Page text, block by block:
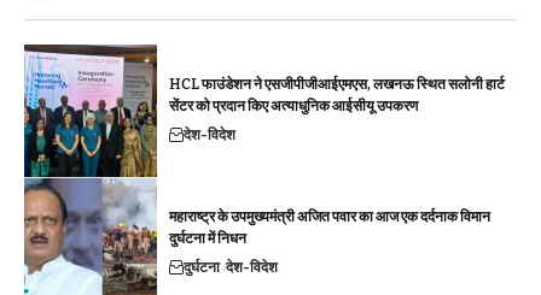
HCL फाउंडेशन ने एसजीपीजीआईएमएस, लखनऊ स्थित सलोनी हार्ट
सेंटर को प्रदान किए अत्याधुनिक आईसीयू उपकरण
देश-विदेश
महाराष्ट्र के उपमुख्यमंत्री अजित पवार का आज एक दर्दनाक विमान
दुर्घटना में निधन
दुर्घटना देश-विदेश